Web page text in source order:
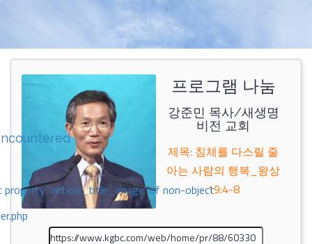
property 'airticle_title_image' of non-object
프로그램 나눔
강준민 목사/새생명
비전 교회
제목: 침체를 다스릴 줄
아는 사람의 행복_왕상
19:4-8